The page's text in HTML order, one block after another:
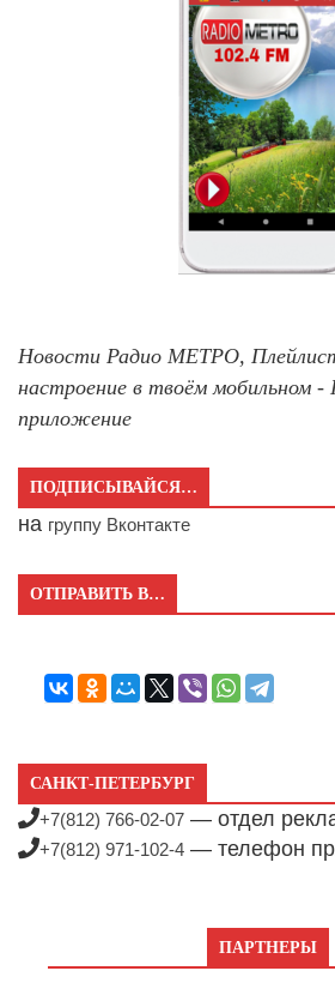
Новости Радио МЕТРО,
настроение в твоём мобильном
приложение
ПОДПИСЫВАЙСЯ…
на группу Вконтакте
ОТПРАВИТЬ В…
САНКТ-ПЕТЕРБУРГ
+7(812) 766-02-07 — отдел
+7(812) 971-102-4 — телефон
ПАРТНЕРЫ